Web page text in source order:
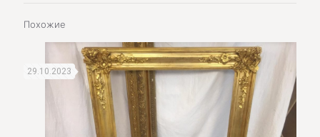
Похожие
29.10.2023